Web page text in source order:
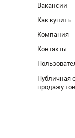
Вакансии
Как купить
Компания
Контакты
Публичная
продажу